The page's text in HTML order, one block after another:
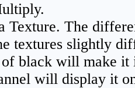
Texture. The
textures slightly
black will make it
will display it